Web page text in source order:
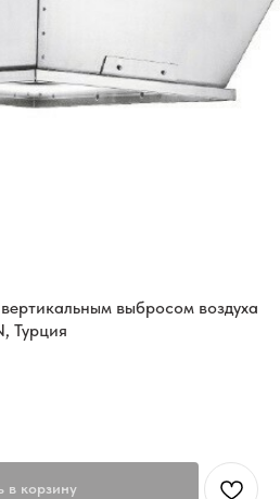
выбросом воздуха
Турция
в корзину